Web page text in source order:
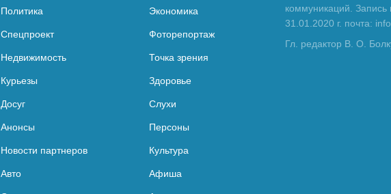
Политика Экономика
Спецпроект Фоторепортаж
Недвижимость Точка зрения
Курьезы Здоровье
Досуг Слухи
Анонсы Персоны
Новости партнеров Культура
Авто Афиша
коммуникаций.
31.01.2020 г. почта:
Гл. редактор В. О.